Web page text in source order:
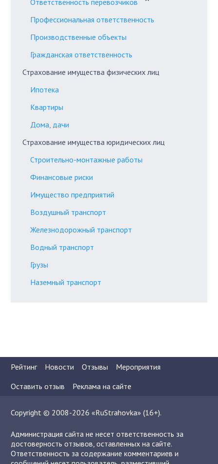
Ответственность перевозчиков
Профессиональная ответственность
Производственные объекты
Гражданская ответственность
Страхование имущества физических лиц
Ипотека
Квартиры
Дома, дачи
Страхование имущества юридических лиц
Строительно-монтажные работы
Финансовые риски
Имущество предприятий
Воздушный транспорт
Железнодорожный транспорт
Водный транспорт
Грузы
Наземный транспорт
Рейтинг Новости Отзывы
Мероприятия
Оставить отзыв
Реклама на сайте
Copyright © 2008-2026 «RuStrahovka» (16+).
Администрация сайта не несет ответственность за
достоверность отзывов, оставленных на сайте.
Ответственность за содержание комментариев и